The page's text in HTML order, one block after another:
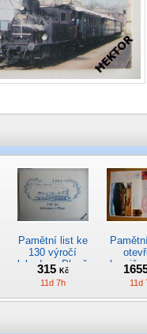
Pamětní list ke
130 výročí
lokodepa Plzeň
*2963
315 Kč
11d 7h 11d